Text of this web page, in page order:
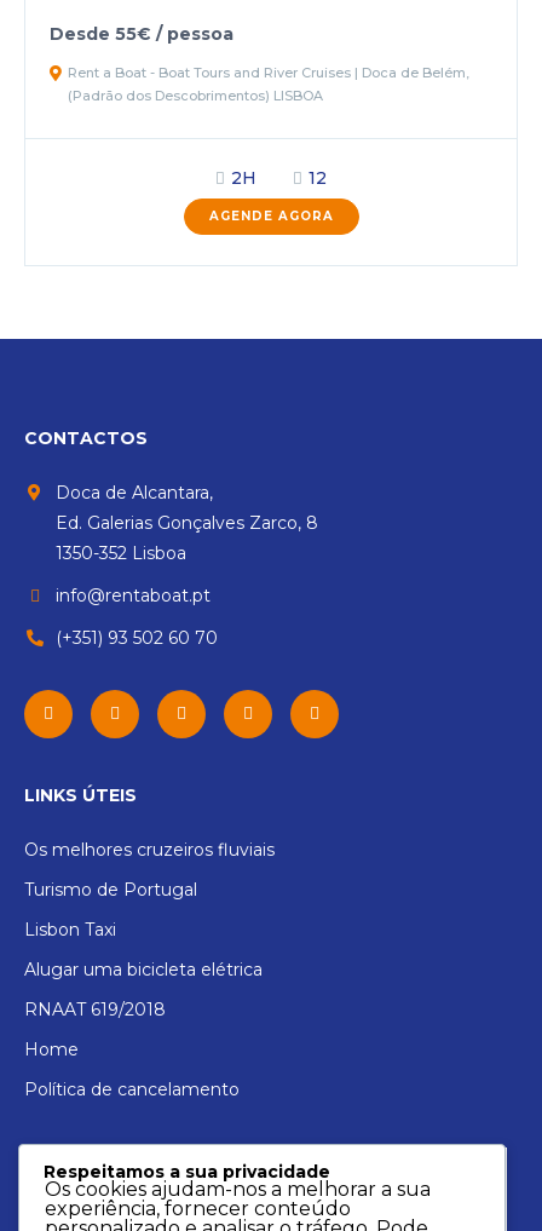
Desde 55€ / pessoa
Rent a Boat - Boat Tours and River Cruises | Doca de Belém,
(Padrão dos Descobrimentos) LISBOA
2H 12
AGENDE AGORA
CONTACTOS
Doca de Alcantara,
Ed. Galerias Gonçalves Zarco, 8
1350-352 Lisboa
info@rentaboat.pt
(+351) 93 502 60 70
LINKS ÚTEIS
Os melhores cruzeiros fluviais
Turismo de Portugal
Lisbon Taxi
Alugar uma bicicleta elétrica
RNAAT 619/2018
Home
Política de cancelamento
Respeitamos a sua privacidade
Os cookies ajudam-nos a melhorar a sua
experiência, fornecer conteúdo